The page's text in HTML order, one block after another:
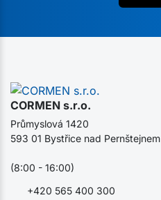
CORMEN s.r.o.
+420 565 400 300
Průmyslová 1420
593 01 Bystřice nad Pernštejnem
(8:00 - 16:00)